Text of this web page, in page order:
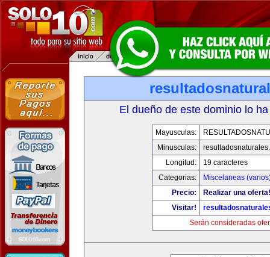
El dueño de este dominio lo
Mayusculas:
Minusculas:
Longitud:
19 caracteres
Categorias:
Miscelaneas
Precio:
Realizar una oferta!
Visitar!
Serán consideradas